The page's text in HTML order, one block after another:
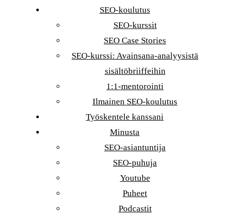
SEO-koulutus
SEO-kurssit
SEO Case Stories
SEO-kurssi: Avainsana-analyysistä
sisältöbriiffeihin
1:1-mentorointi
Ilmainen SEO-koulutus
Työskentele kanssani
Minusta
SEO-asiantuntija
SEO-puhuja
Youtube
Puheet
Podcastit